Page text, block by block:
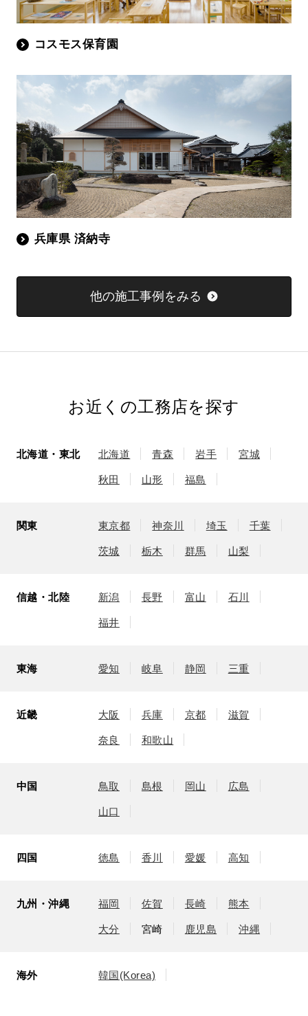
コスモス保育園
兵庫県 済納寺
他の施工事例をみる
お近くの工務店を探す
北海道・東北 北海道 青森 岩手 宮城
秋田 山形 福島
関東 東京都 神奈川 埼玉 千葉
茨城 栃木 群馬 山梨
信越・北陸 新潟 長野 富山 石川
福井
東海 愛知 岐阜 静岡 三重
近畿 大阪 兵庫 京都 滋賀
奈良 和歌山
中国 鳥取 島根 岡山 広島
山口
四国 徳島 香川 愛媛 高知
九州・沖縄 福岡 佐賀 長崎 熊本
大分 宮崎 鹿児島 沖縄
海外 韓国(Korea)